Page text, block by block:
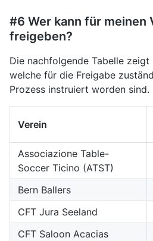
#6 Wer kann für meinen
freigeben?
Die nachfolgende Tabelle zeigt
welche für die Freigabe
Prozess instruiert worden sind.
Verein
Associazione Table-
Soccer Ticino (ATST)
Bern Ballers
CFT Jura Seeland
CFT Saloon Acacias